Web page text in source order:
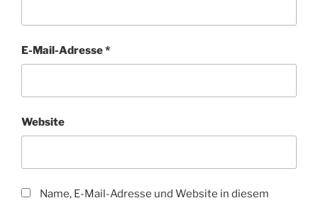
E-Mail-Adresse*
Website
Name, E-Mail-Adresse und Website in diesem